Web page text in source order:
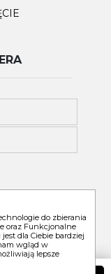
do zbierania
oraz Funkcjonalne
dla Ciebie bardziej
wgląd w
lepsze